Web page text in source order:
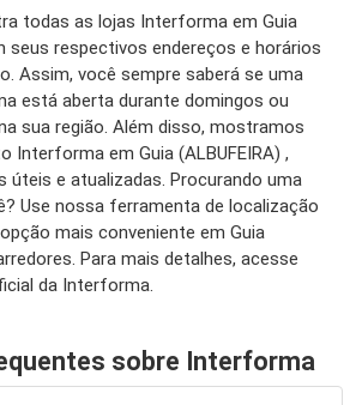
todas as lojas Interforma em Guia
seus respectivos endereços e horários
Assim, você sempre saberá se uma
está aberta durante domingos ou
sua região. Além disso, mostramos
Interforma em Guia (ALBUFEIRA) ,
úteis e atualizadas. Procurando uma
Use nossa ferramenta de localização
mais conveniente em Guia
Para mais detalhes, acesse
da Interforma.
sobre Interforma